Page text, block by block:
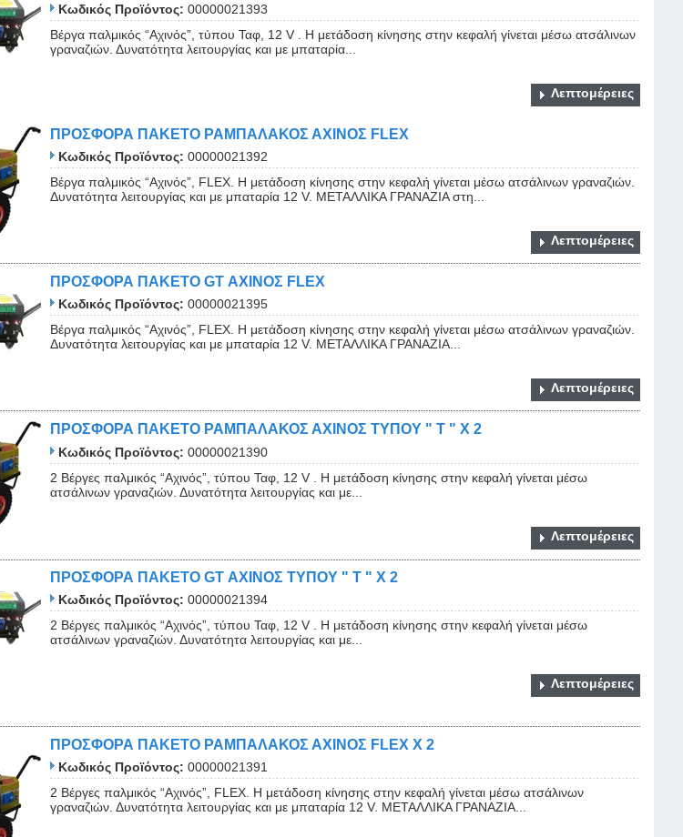
Κωδικός Προϊόντος: 00000021393
Βέργα παλμικός “Αχινός”, τύπου Ταφ, 12 V . Η μετάδοση κίνησης στην κεφαλή γίνεται μέσω ατσάλινων
γραναζιών. Δυνατότητα λειτουργίας και με μπαταρία...
Λεπτομέρειες
ΠΡΟΣΦΟΡΑ ΠΑΚΕΤΟ ΡΑΜΠΑΛΑΚΟΣ ΑΧΙΝΟΣ FLEX
Κωδικός Προϊόντος: 00000021392
Βέργα παλμικός “Αχινός”, FLEX. Η μετάδοση κίνησης στην κεφαλή γίνεται μέσω ατσάλινων γραναζιών.
Δυνατότητα λειτουργίας και με μπαταρία 12 V. ΜΕΤΑΛΛΙΚΑ ΓΡΑΝΑΖΙΑ στη...
Λεπτομέρειες
ΠΡΟΣΦΟΡΑ ΠΑΚΕΤΟ GT ΑΧΙΝΟΣ FLEX
Κωδικός Προϊόντος: 00000021395
Βέργα παλμικός “Αχινός”, FLEX. Η μετάδοση κίνησης στην κεφαλή γίνεται μέσω ατσάλινων γραναζιών.
Δυνατότητα λειτουργίας και με μπαταρία 12 V. ΜΕΤΑΛΛΙΚΑ ΓΡΑΝΑΖΙΑ...
Λεπτομέρειες
ΠΡΟΣΦΟΡΑ ΠΑΚΕΤΟ ΡΑΜΠΑΛΑΚΟΣ ΑΧΙΝΟΣ ΤΥΠΟΥ " Τ " X 2
Κωδικός Προϊόντος: 00000021390
2 Βέργες παλμικός “Αχινός”, τύπου Ταφ, 12 V . Η μετάδοση κίνησης στην κεφαλή γίνεται μέσω
ατσάλινων γραναζιών. Δυνατότητα λειτουργίας και με...
Λεπτομέρειες
ΠΡΟΣΦΟΡΑ ΠΑΚΕΤΟ GT ΑΧΙΝΟΣ ΤΥΠΟΥ " Τ " X 2
Κωδικός Προϊόντος: 00000021394
2 Βέργες παλμικός “Αχινός”, τύπου Ταφ, 12 V . Η μετάδοση κίνησης στην κεφαλή γίνεται μέσω
ατσάλινων γραναζιών. Δυνατότητα λειτουργίας και με...
Λεπτομέρειες
ΠΡΟΣΦΟΡΑ ΠΑΚΕΤΟ ΡΑΜΠΑΛΑΚΟΣ ΑΧΙΝΟΣ FLEX X 2
Κωδικός Προϊόντος: 00000021391
2 Βέργες παλμικός “Αχινός”, FLEX. Η μετάδοση κίνησης στην κεφαλή γίνεται μέσω ατσάλινων
γραναζιών. Δυνατότητα λειτουργίας και με μπαταρία 12 V. ΜΕΤΑΛΛΙΚΑ ΓΡΑΝΑΖΙΑ...